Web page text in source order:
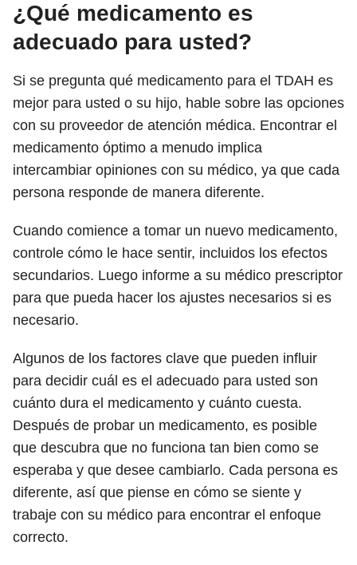
¿Qué medicamento es
adecuado para usted?
Si se pregunta qué medicamento para el TDAH es
mejor para usted o su hijo, hable sobre las opciones
con su proveedor de atención médica. Encontrar el
medicamento óptimo a menudo implica
intercambiar opiniones con su médico, ya que cada
persona responde de manera diferente.
Cuando comience a tomar un nuevo medicamento,
controle cómo le hace sentir, incluidos los efectos
secundarios. Luego informe a su médico prescriptor
para que pueda hacer los ajustes necesarios si es
necesario.
Algunos de los factores clave que pueden influir
para decidir cuál es el adecuado para usted son
cuánto dura el medicamento y cuánto cuesta.
Después de probar un medicamento, es posible
que descubra que no funciona tan bien como se
esperaba y que desee cambiarlo. Cada persona es
diferente, así que piense en cómo se siente y
trabaje con su médico para encontrar el enfoque
correcto.